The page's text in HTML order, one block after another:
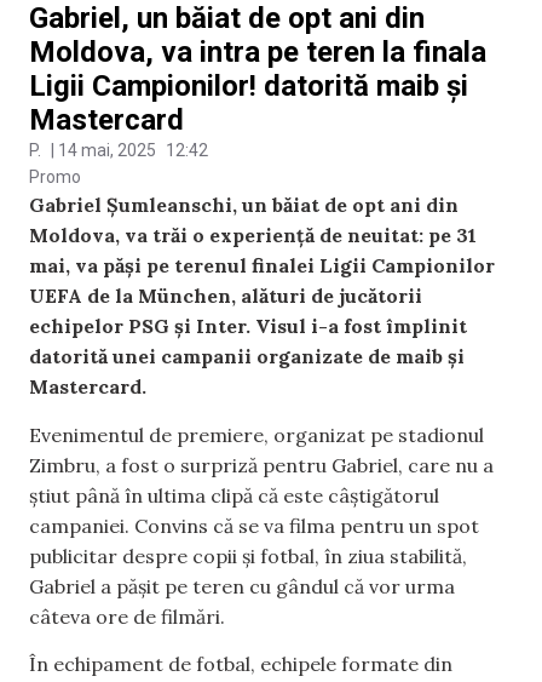
Gabriel, un băiat de opt ani din
Moldova, va intra pe teren la finala
Ligii Campionilor! datorită maib și
Mastercard
P. 14 mai, 2025
12:42
Promo
Gabriel Șumleanschi, un băiat de opt ani din
Moldova, va trăi o experiență de neuitat: pe 31
mai, va păși pe terenul finalei Ligii Campionilor
UEFA de la München, alături de jucătorii
echipelor PSG și Inter. Visul i-a fost împlinit
datorită unei campanii organizate de maib și
Mastercard.
Evenimentul de premiere, organizat pe stadionul
Zimbru, a fost o surpriză pentru Gabriel, care nu a
știut până în ultima clipă că este câștigătorul
campaniei. Convins că se va filma pentru un spot
publicitar despre copii și fotbal, în ziua stabilită,
Gabriel a pășit pe teren cu gândul că vor urma
câteva ore de filmări.
În echipament de fotbal, echipele formate din